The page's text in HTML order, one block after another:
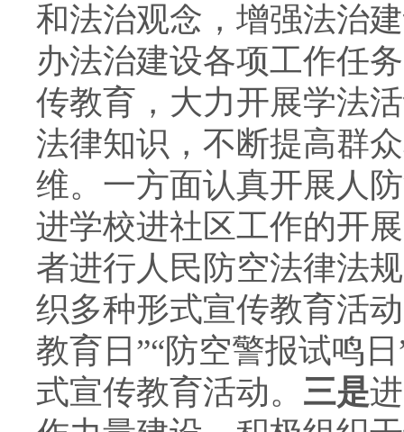
和法治观念，增强法治
办法治建设各项工作任
传教育，大力开展学法
法律知识，不断提高群
维。一方面认真开展人
进学校进社区工作的开
者进行人民防空法律法
织多种形式宣传教育活
教育日”“防空警报试鸣
式宣传教育活动。 三是